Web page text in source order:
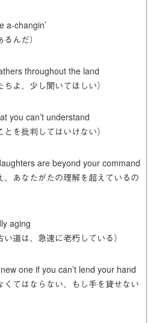
a-changin’
んだ）
throughout the land
ちよ、少し聞いてほしい）
you can’t understand
とを批判してはいけない）
are beyond your command
、あなたがたの理解を超えているの
aging
い道は、急速に老朽している）
one if you can’t lend your hand
くてはならない、もし手を貸せない